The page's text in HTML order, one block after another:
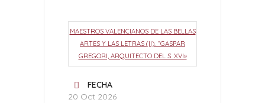
MAESTROS VALENCIANOS DE LAS BELLAS
ARTES Y LAS LETRAS (II). “GASPAR
GREGORI, ARQUITECTO DEL S. XVI»
FECHA
20 Oct 2026